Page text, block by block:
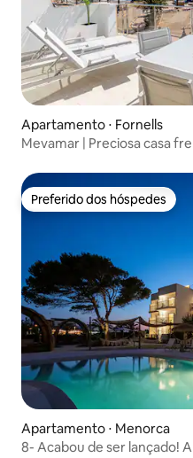
Apartamento ⋅ Fornells
Mevamar | Preciosa casa
Preferido dos hóspedes
Preferido dos hóspedes
Apartamento ⋅ Menorca
8- Acabou de ser lançado!